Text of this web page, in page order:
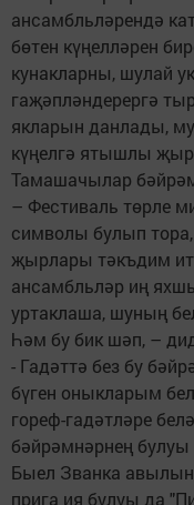
ансамбльләрендә
бөтен күңелләрен
кунакларны, шулай
гаҗәпләндерергә
якларын данлады,
күңелгә ятышлы
Тамашачылар
– Фестиваль төрле
символы булып
җырлары тәкъдим
ансамбльләр иң
уртаклаша, шуның
Һәм бу бик шәп, –
- Гадәттә без бу
бүген оныкларым
гореф-гадәтләре
бәйрәмнәрнең
Быел Званка
прига ия булуы да